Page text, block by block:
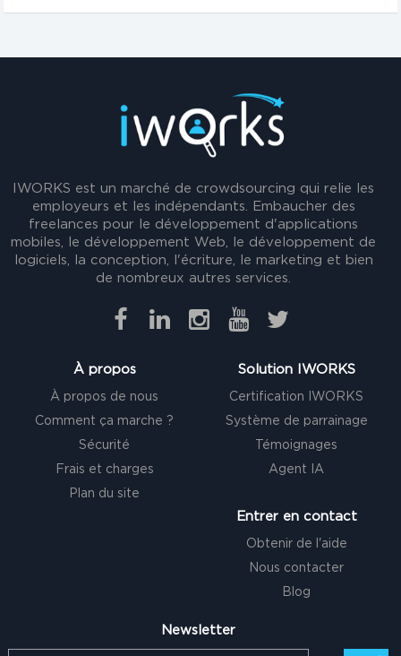
IWORKS est un marché de crowdsourcing qui relie les
employeurs et les indépendants. Embaucher des
freelances pour le développement d'applications
mobiles, le développement Web, le développement de
logiciels, la conception, l'écriture, le marketing et bien
de nombreux autres services.
À propos
À propos de nous
Comment ça marche ?
Sécurité
Frais et charges
Plan du site
Solution IWORKS
Certification IWORKS
Système de parrainage
Témoignages
Agent IA
Entrer en contact
Obtenir de l'aide
Nous contacter
Blog
Newsletter